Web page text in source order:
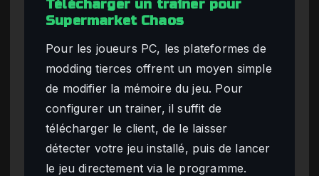
Télécharger un trainer pour
Supermarket Chaos
Pour les joueurs PC, les plateformes de
modding tierces offrent un moyen simple
de modifier la mémoire du jeu. Pour
configurer un trainer, il suffit de
télécharger le client, de le laisser
détecter votre jeu installé, puis de lancer
le jeu directement via le programme.